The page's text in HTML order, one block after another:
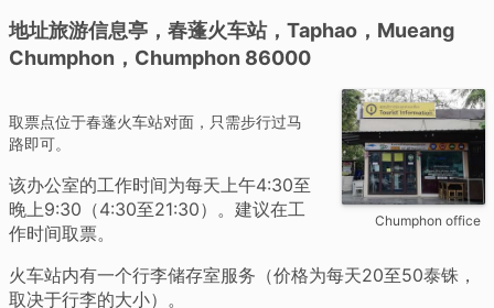
地址旅游信息亭，春蓬火车站，Taphao，Mueang
Chumphon，Chumphon 86000
Chumphon office
取票点位于春蓬火车站对面，只需步行过马
路即可。
该办公室的工作时间为每天上午4:30至
晚上9:30（4:30至21:30）。建议在工
作时间取票。
火车站内有一个行李储存室服务（价格为每天20至50泰铢，
取决于行李的大小）。